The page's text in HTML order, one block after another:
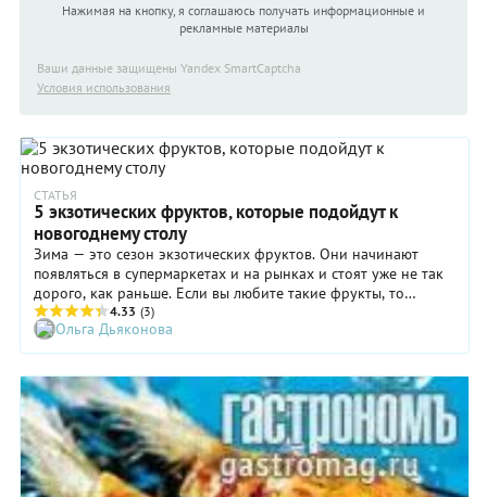
Нажимая на кнопку, я соглашаюсь получать информационные и
рекламные материалы
Ваши данные защищены Yandex SmartCaptcha
Условия использования
СТАТЬЯ
5 экзотических фруктов, которые подойдут к
новогоднему столу
Зима — это сезон экзотических фруктов. Они начинают
появляться в супермаркетах и на рынках и стоят уже не так
дорого, как раньше. Если вы любите такие фрукты, то
обязательно балуйте ими себя, а если ваше увлечение
разделяют домашние, то готовьте их на праздничный стол.
Рассказываем, какие 5 фруктов подойдут к новогоднему
столу.
4.33 (3)
Ольга Дьяконова